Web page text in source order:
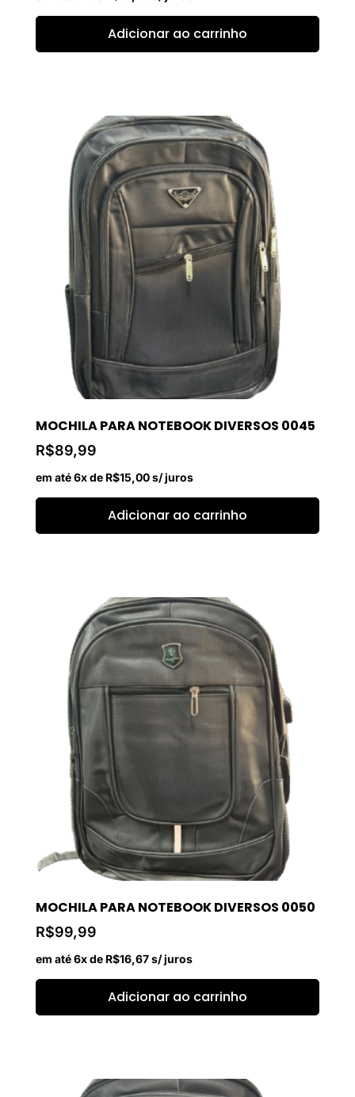
Adicionar ao carrinho
MOCHILA PARA NOTEBOOK DIVERSOS 0045
R$89,99
em até 6x de R$15,00s/ juros
Adicionar ao carrinho
MOCHILA PARA NOTEBOOK DIVERSOS 0050
R$99,99
em até 6x de R$16,67s/ juros
Adicionar ao carrinho